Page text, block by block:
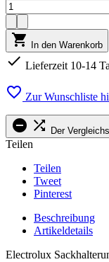
 In den Warenkorb
 Lieferzeit 10-14
 Zur Wunschliste
  Der
Teilen
Teilen
Tweet
Pinterest
Beschreibung
Artikeldetails
Electrolux